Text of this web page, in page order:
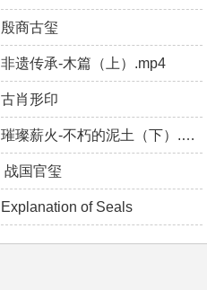
殷商古玺
非遗传承-木篇（上）.mp4
古肖形印
璀璨薪火-不朽的泥土（下）.mp4
战国官玺
Explanation of Seals